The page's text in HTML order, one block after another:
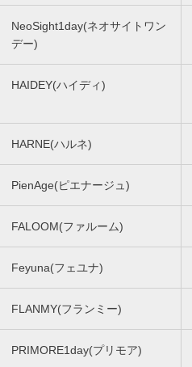
NeoSight1day(ネオサイトワン
デー)
HAIDEY(ハイディ)
HARNE(ハルネ)
PienAge(ピエナージュ)
FALOOM(ファルーム)
Feyuna(フェユナ)
FLANMY(フランミー)
PRIMORE1day(プリモア)